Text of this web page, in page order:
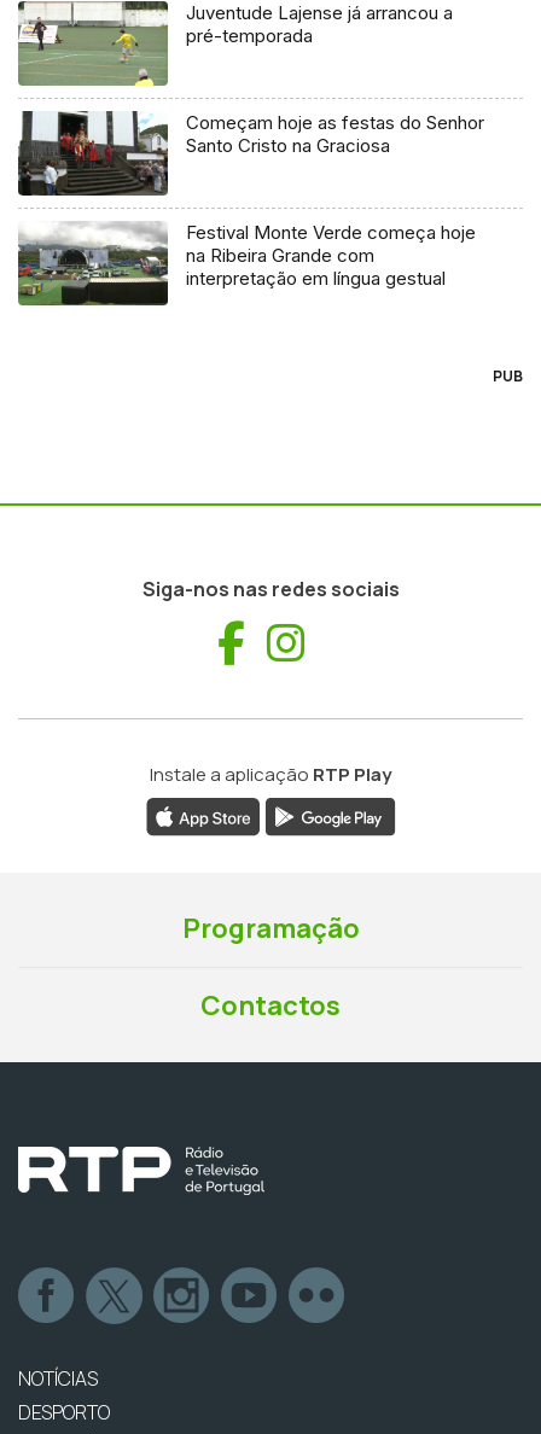
Juventude Lajense já arrancou a
pré-temporada
Começam hoje as festas do Senhor
Santo Cristo na Graciosa
Festival Monte Verde começa hoje
na Ribeira Grande com
interpretação em língua gestual
PUB
Siga-nos nas redes sociais
Facebook
Instale a aplicação RTP Play
Programação
Contactos
NOTÍCIAS
DESPORTO